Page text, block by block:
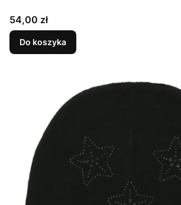
Cena
54,00 zł
Do koszyka